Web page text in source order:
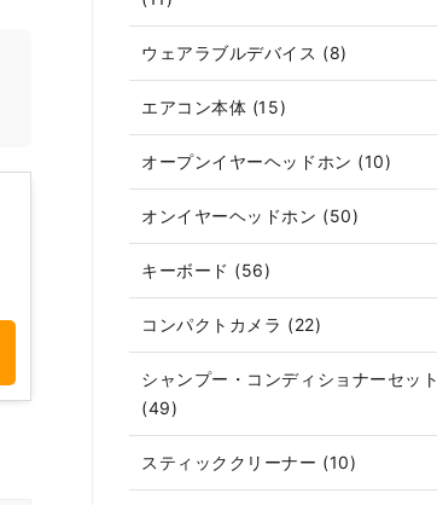
ウェアラブルデバイス (8)
エアコン本体 (15)
オープンイヤーヘッドホン (10)
オンイヤーヘッドホン (50)
キーボード (56)
コンパクトカメラ (22)
シャンプー・コンディショナーセット
(49)
スティッククリーナー (10)